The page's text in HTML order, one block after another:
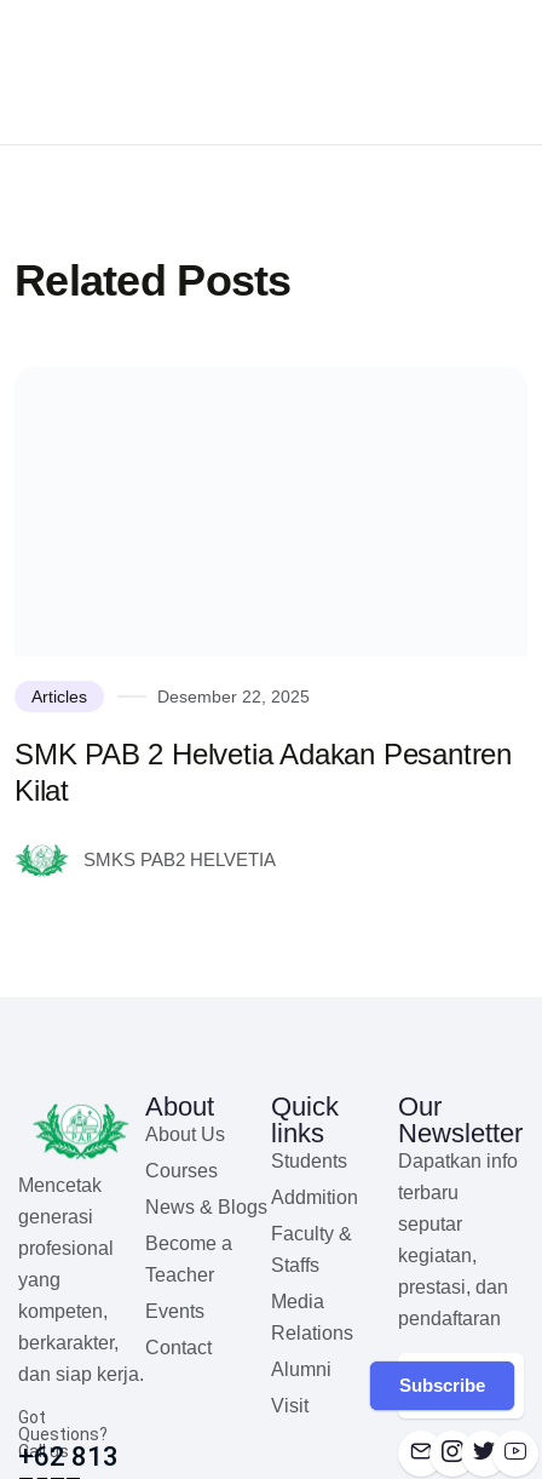
Related Posts
Articles Desember 22, 2025
SMK PAB 2 Helvetia Adakan Pesantren
Kilat
SMKS PAB2 HELVETIA
Mencetak
generasi
profesional
yang
kompeten,
berkarakter,
dan siap kerja.
Got
Questions?
Call us
+62 813
About
About Us
Courses
News & Blogs
Become a
Teacher
Events
Contact
Quick
links
Students
Addmition
Faculty &
Staffs
Media
Relations
Alumni
Visit
Our
Newsletter
Dapatkan info
terbaru
seputar
kegiatan,
prestasi, dan
pendaftaran
Subscribe